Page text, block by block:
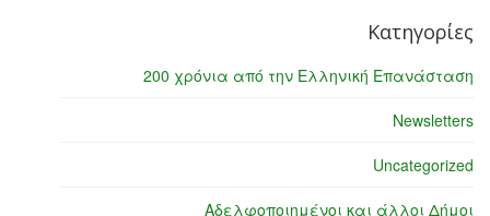
Κατηγορίες
200 χρόνια από την Ελληνική Επανάσταση
Newsletters
Uncategorized
Αδελφοποιημένοι και άλλοι Δήμοι